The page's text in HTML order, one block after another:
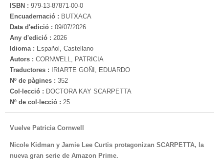
ISBN : 979-13-87871-00-0
Encuadernació : BUTXACA
Data d'edició : 09/07/2026
Any d'edició : 2026
Idioma : Español, Castellano
Autors : CORNWELL, PATRICIA
Traductores :
IRIARTE GOÑI, EDUARDO
Nº de pàgines : 352
Col·lecció : DOCTORA KAY SCARPETTA
Nº de col·lecció : 25
Vuelve Patricia Cornwell
Nicole Kidman y Jamie Lee Curtis protagonizan SCARPETTA, la
nueva gran serie de Amazon Prime.